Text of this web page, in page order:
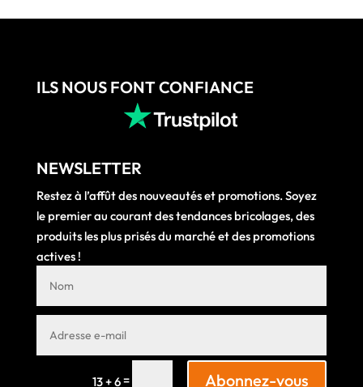
ILS NOUS FONT CONFIANCE
NEWSLETTER
Restez à l’affût des nouveautés et promotions. Soyez
le premier au courant des tendances bricolages, des
produits les plus prisés du marché et des promotions
actives !
13 + 6= Abonnez-vous